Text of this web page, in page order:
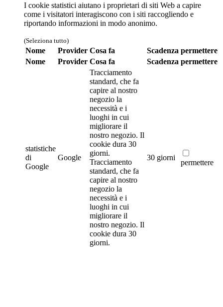
I cookie statistici aiutano i proprietari di siti Web a capire
come i visitatori interagiscono con i siti raccogliendo e
riportando informazioni in modo anonimo.
(Seleziona tutto)
Nome Provider Cosa fa Scadenza permettere
Nome
Provider Cosa fa Scadenza permettere
statistiche
di
Google
Google
Tracciamento
standard, che fa
capire al nostro
negozio la
necessità e i
luoghi in cui
migliorare il
nostro negozio. Il
cookie dura 30
giorni.
Tracciamento
standard, che fa
capire al nostro
negozio la
necessità e i
luoghi in cui
migliorare il
nostro negozio. Il
cookie dura 30
giorni.
30 giorni
permettere